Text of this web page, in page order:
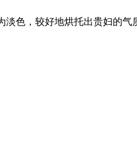
色，较好地烘托出贵妇的